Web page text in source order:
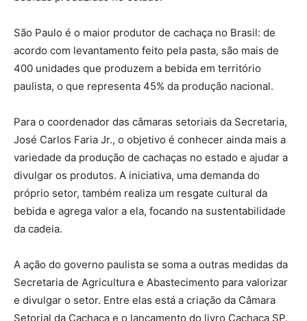
São Paulo é o maior produtor de cachaça no Brasil: de
acordo com levantamento feito pela pasta, são mais de
400 unidades que produzem a bebida em território
paulista, o que representa 45% da produção nacional.
Para o coordenador das câmaras setoriais da Secretaria,
José Carlos Faria Jr., o objetivo é conhecer ainda mais a
variedade da produção de cachaças no estado e ajudar a
divulgar os produtos. A iniciativa, uma demanda do
próprio setor, também realiza um resgate cultural da
bebida e agrega valor a ela, focando na sustentabilidade
da cadeia.
A ação do governo paulista se soma a outras medidas da
Secretaria de Agricultura e Abastecimento para valorizar
e divulgar o setor. Entre elas está a criação da Câmara
Setorial da Cachaça e o lançamento do livro Cachaça SP.